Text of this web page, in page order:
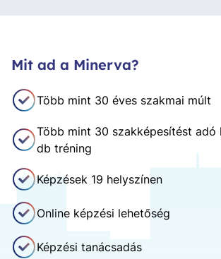
Mit ad a Minerva?
Több mint 30 éves szakmai múlt
Több mint 30 szakképesítést adó
db tréning
Képzések 19 helyszínen
Online képzési lehetőség
Képzési tanácsadás